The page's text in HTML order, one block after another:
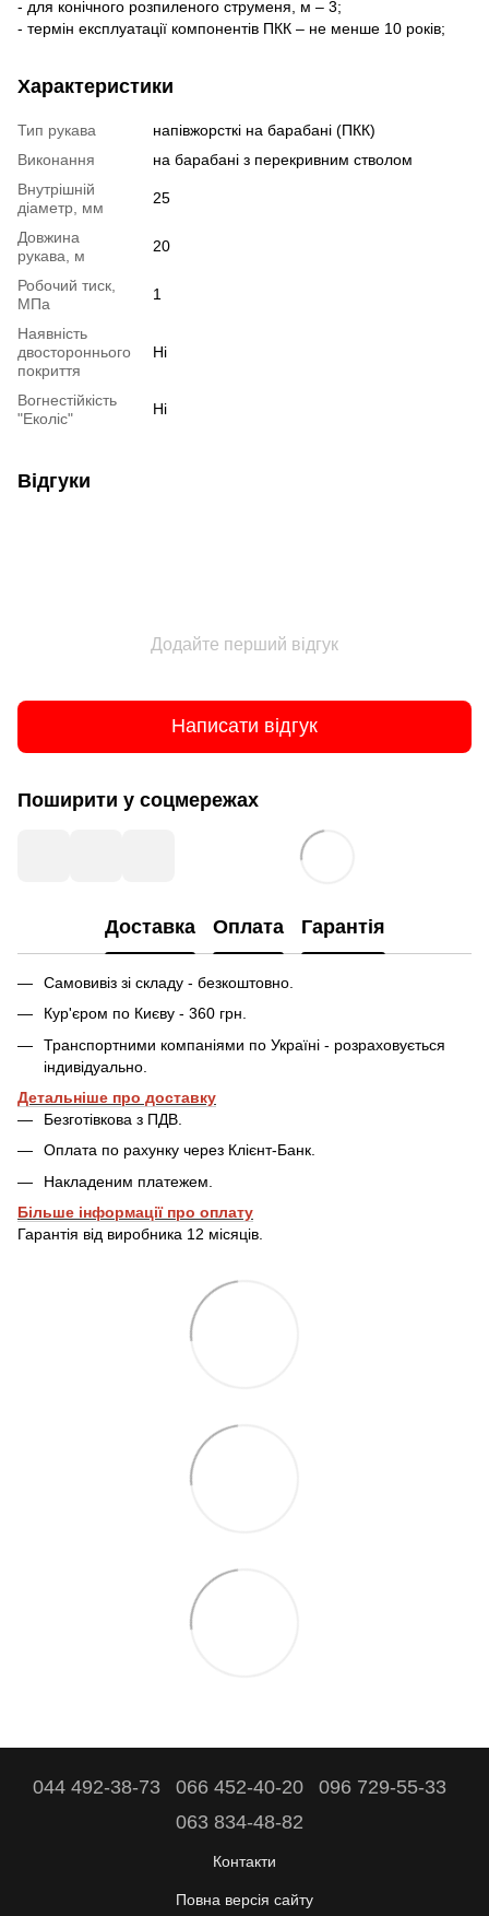
- для конічного розпиленого струменя, м – 3;
- термін експлуатації компонентів ПКК – не менше 10 років;
Характеристики
Тип рукава
напівжорсткі на барабані (ПКК)
Виконання
на барабані з перекривним стволом
Внутрішній
діаметр, мм
25
Довжина
рукава, м
20
Робочий тиск,
МПа
1
Наявність
двостороннього
покриття
Ні
Вогнестійкість
"Еколіс"
Ні
Відгуки
Додайте перший відгук
Написати відгук
Поширити у соцмережах
Доставка Оплата Гарантія
Самовивіз зі складу - безкоштовно.
Кур'єром по Києву - 360 грн.
Транспортними компаніями по Україні - розраховується
індивідуально.
Детальніше про доставку
Безготівкова з ПДВ.
Оплата по рахунку через Клієнт-Банк.
Накладеним платежем.
Більше інформації про оплату
Гарантія від виробника 12 місяців.
044 492-38-73 066 452-40-20
096 729-55-33
063 834-48-82
Контакти
Повна версія сайту